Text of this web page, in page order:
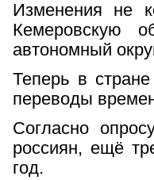
Изменения не
Кемеровскую
автономный
Теперь в
переводы
Согласно
россиян, ещё
год.